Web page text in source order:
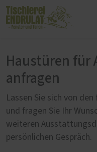
Haustüren für
anfragen
Lassen Sie sich von
und fragen Sie Ihr
weiteren
persönlichen Gespräch.